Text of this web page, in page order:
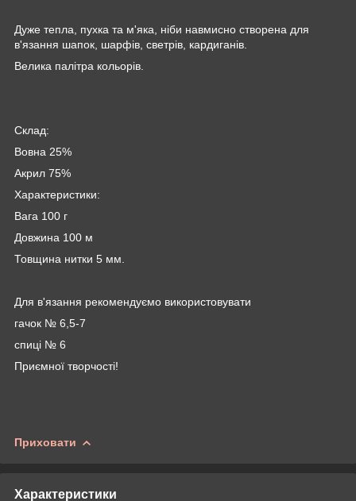
Дуже тепла, пухка та м'яка, ніби навмисно створена для
в'язання шапок, шарфів, светрів, кардиганів.
Велика палітра кольорів.
Склад:
Вовна 25%
Акрил 75%
Характеристики:
Вага 100 г
Довжина 100 м
Товщина нитки 5 мм.
Для в'язання рекомендуємо використовувати
гачок № 6,5-7
спиці № 6
Приємної творчості!
Приховати
Характеристики